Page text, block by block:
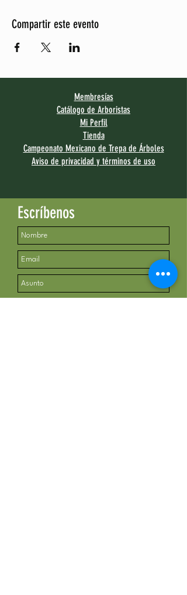
Compartir este evento
Membresías
Catálogo de Arboristas
Mi Perfil
Tienda
Campeonato Mexicano de Trepa de Árboles
Aviso de privacidad y términos de uso
Escríbenos